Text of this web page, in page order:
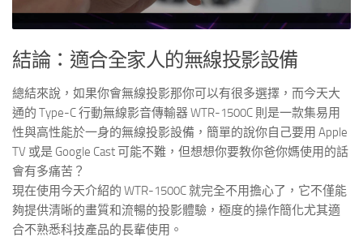
結論：適合全家人的無線投影設備
總結來說，如果你會無線投影那你可以有很多選擇，而今天大
通的 Type-C 行動無線影音傳輸器 WTR-1500C 則是一款集易用
性與高性能於一身的無線投影設備，簡單的說你自己要用 Apple
TV 或是 Google Cast 可能不難，但想想你要教你爸你媽使用的話
會有多痛苦？
現在使用今天介紹的 WTR-1500C 就完全不用擔心了，它不僅能
夠提供清晰的畫質和流暢的投影體驗，極度的操作簡化尤其適
合不熟悉科技產品的長輩使用。